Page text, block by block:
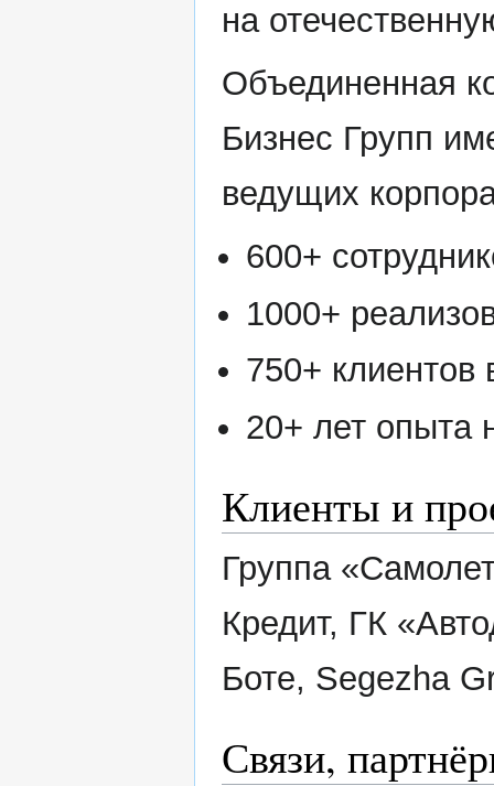
на
Объединенная
Бизнес Групп
ведущих
600+
1000+
750+
20+ лет опыта
Клиенты и
Группа
Кредит, ГК
Боте, Segezha
Связи,